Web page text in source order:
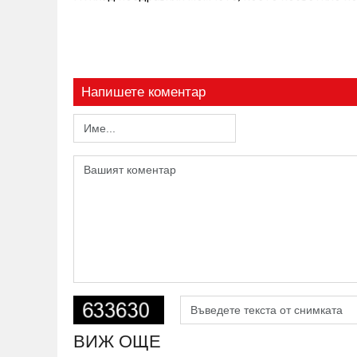
Напишете коментар
ВИЖ ОЩЕ